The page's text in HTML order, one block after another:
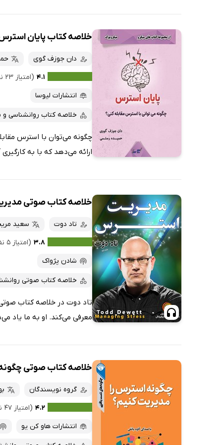
خلاصه کتاب پایان
دان جوزف گوی
۴.۱ (امتیاز ۲۳ نفر)
انتشارات لیوسا
خلاصه کتاب روانشناسی
چگونه می‌توان با استرس
ارائه می‌دهد که با به
خلاصه کتاب صوتی
تاد دوت
سعید
۳.۸ (امتیاز ۵ نفر)
شادن پژواک
خلاصه کتاب صوتی
تاد دوت در خلاصه کتاب
معرفی می‌کند. او به ما یاد
خلاصه کتاب صوتی
گروه نویسندگان
۴.۲ (امتیاز ۴۷ نفر)
انتشارات هاو کن یو